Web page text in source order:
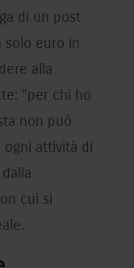
di un post
solo euro in
alla
"per chi ho
non può
ogni attività di
cui si